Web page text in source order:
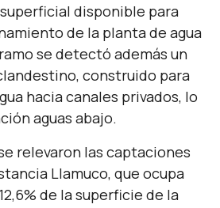
disponible para
de la planta de agua
se detectó además un
construido para
hacia canales privados, lo
aguas abajo.
relevaron las captaciones
Llamuco, que ocupa
de la superficie de la